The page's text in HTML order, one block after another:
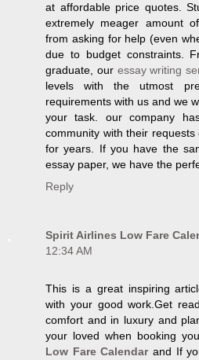
at affordable price quotes.
extremely meager amount
from asking for help (even
due to budget constraints.
graduate, our essay writing
levels with the utmost
requirements with us and we
your task. our company
community with their requests
for years. If you have the
essay paper, we have the
Reply
Spirit Airlines Low Fare
12:34 AM
This is a great inspiring
with your good work.Get
comfort and in luxury and
your loved when booking
Low Fare Calendar and If